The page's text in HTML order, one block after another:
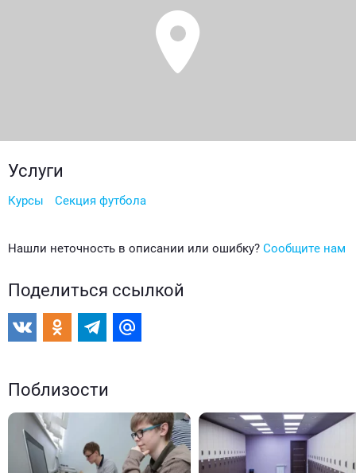
Услуги
Курсы Секция футбола
Нашли неточность в описании или ошибку? Сообщите нам
Поделиться ссылкой
Поблизости